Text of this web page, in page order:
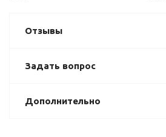
Отзывы
Задать вопрос
Дополнительно